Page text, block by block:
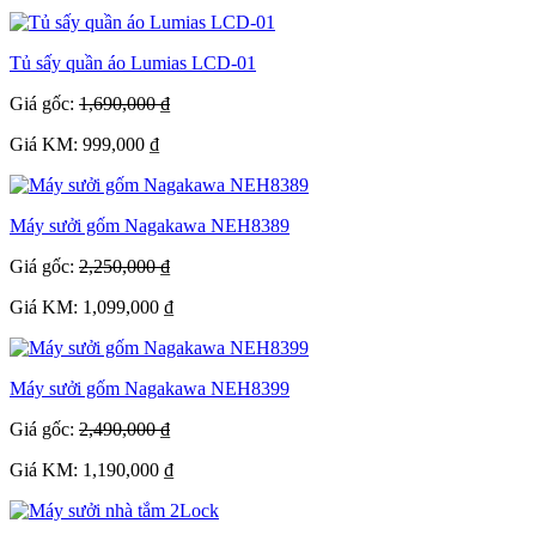
Tủ sấy quần áo Lumias LCD-01
Giá gốc: 1,690,000 ₫
Giá KM: 999,000 ₫
Máy sưởi gốm Nagakawa NEH8389
Giá gốc: 2,250,000 ₫
Giá KM: 1,099,000 ₫
Máy sưởi gốm Nagakawa NEH8399
Giá gốc: 2,490,000 ₫
Giá KM: 1,190,000 ₫